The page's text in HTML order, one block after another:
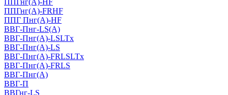
ППГнг(А)-HF
ППГнг(А)-FRHF
ППГ Пнг(А)-HF
ВВГ-Пнг-LS(А)
ВВГ-Пнг(А)-LSLTx
ВВГ-Пнг(А)-LS
ВВГ-Пнг(А)-FRLSLTx
ВВГ-Пнг(А)-FRLS
ВВГ-Пнг(А)
ВВГ-П
ВВГнг-LS